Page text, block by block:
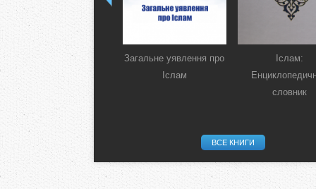
Загальне уявлення про
Іслам
Іслам:
словник
ВСЕ КНИГИ